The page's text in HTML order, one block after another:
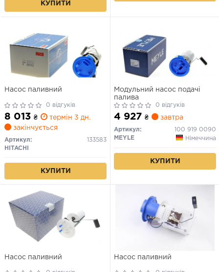
КУПИТИ
Насос паливний
0 відгуків
8 013 ₴
термін 3 дн.
закінчується
Артикул:
133583
HITACHI
КУПИТИ
Модульний насос подачі
палива
0 відгуків
4 927 ₴ завтра
Артикул:
100 919 0090
MEYLE
Німеччина
КУПИТИ
Насос паливний Насос паливний